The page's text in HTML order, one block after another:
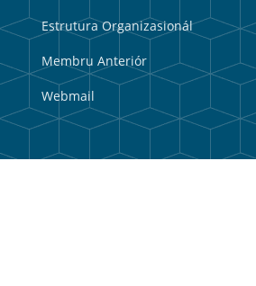
Estrutura Organizasionál
Membru Anteriór
Webmail